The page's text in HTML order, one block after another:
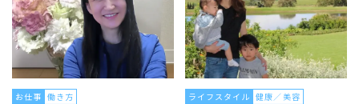
お仕事 働き方 ライフスタイル 健康／美容